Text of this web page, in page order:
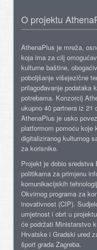
O projektu
AthenaPlus je mreža,
koja ima za cilj
kulturne baštine,
poboljšanje višejezične
prilagođavanje podataka
potrebama. Konzorcij
ukupno 40 partnera iz 21
AthenaPlus je usko
platformom pomoću koje
digitaliziranog kulturnog
za korisnike.
Projekt je dobio sredstva
politikama za primjenu
komunikacijskih
Okvirnog programa za
inovativnost (CIP).
umjetnost i obrt u
će podržati Ministarstvo
Hrvatske i Gradski ured
šport grada Zagreba.